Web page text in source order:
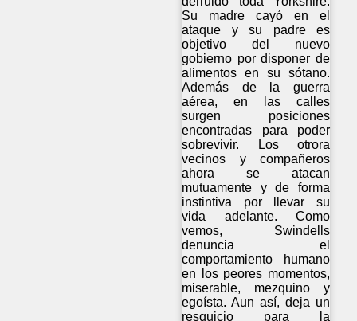
Su madre cayó en el
ataque y su padre es
objetivo del nuevo
gobierno por disponer de
alimentos en su sótano.
Además de la guerra
aérea, en las calles
surgen posiciones
encontradas para poder
sobrevivir. Los otrora
vecinos y compañeros
ahora se atacan
mutuamente y de forma
instintiva por llevar su
vida adelante. Como
vemos, Swindells
denuncia el
comportamiento humano
en los peores momentos,
miserable, mezquino y
egoísta. Aun así, deja un
resquicio para la